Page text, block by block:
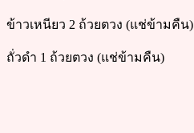
ข้าวเหนียว 2 ถ้วยตวง (แช่ข้ามคืน)
ถั่วดำ 1 ถ้วยตวง (แช่ข้ามคืน)